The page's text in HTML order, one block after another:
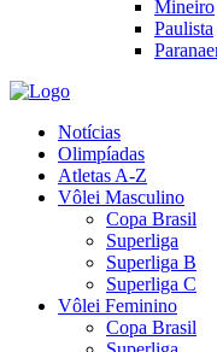
Mineiro
Paulista
Notícias
Olimpíadas
Atletas A-Z
Vôlei Masculino
Copa Brasil
Superliga
Superliga B
Superliga C
Vôlei Feminino
Copa Brasil